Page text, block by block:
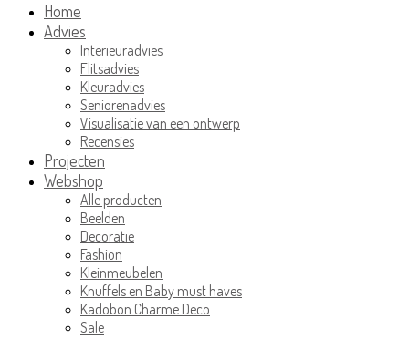
Home
Advies
Interieuradvies
Flitsadvies
Kleuradvies
Seniorenadvies
Visualisatie van een ontwerp
Recensies
Projecten
Webshop
Alle producten
Beelden
Decoratie
Fashion
Kleinmeubelen
Knuffels en Baby must haves
Kadobon Charme Deco
Sale